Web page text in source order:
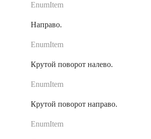
EnumItem
Направо.
EnumItem
Крутой поворот налево.
EnumItem
Крутой поворот направо.
EnumItem